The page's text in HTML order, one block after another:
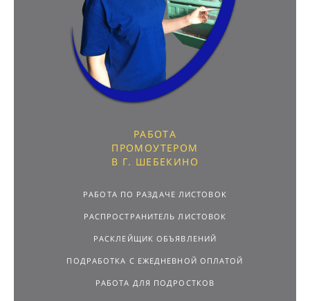
РАБОТА
ПРОМОУТЕРОМ
В Г. ШЕБЕКИНО
РАБОТА ПО РАЗДАЧЕ ЛИСТОВОК
РАСПРОСТРАНИТЕЛЬ ЛИСТОВОК
РАСКЛЕЙЩИК ОБЪЯВЛЕНИЙ
ПОДРАБОТКА С ЕЖЕДНЕВНОЙ ОПЛАТОЙ
РАБОТА ДЛЯ ПОДРОСТКОВ